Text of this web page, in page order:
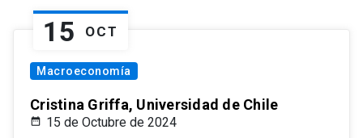
15 OCT
Macroeconomía
Cristina Griffa, Universidad de Chile
15 de Octubre de 2024